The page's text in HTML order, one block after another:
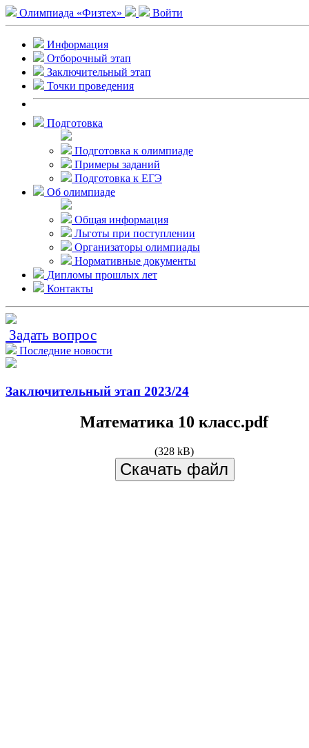
Олимпиада «Физтех» Войти
Информация
Отборочный этап
Заключительный этап
Точки проведения
Подготовка
Подготовка к олимпиаде
Примеры заданий
Подготовка к ЕГЭ
Об олимпиаде
Общая информация
Льготы при поступлении
Организаторы олимпиады
Нормативные документы
Дипломы прошлых лет
Контакты
Задать вопрос
Последние новости
Заключительный этап 2023/24
Математика 10 класс.pdf
(328 kB)
Скачать файл